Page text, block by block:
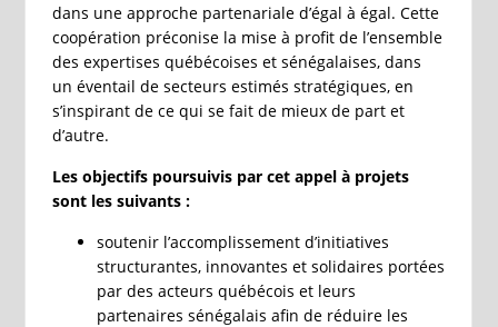
dans une approche partenariale d’égal à égal. Cette
coopération préconise la mise à profit de l’ensemble
des expertises québécoises et sénégalaises, dans
un éventail de secteurs estimés stratégiques, en
s’inspirant de ce qui se fait de mieux de part et
d’autre.
Les objectifs poursuivis par cet appel à projets
sont les suivants :
soutenir l’accomplissement d’initiatives
structurantes, innovantes et solidaires portées
par des acteurs québécois et leurs
partenaires sénégalais afin de réduire les